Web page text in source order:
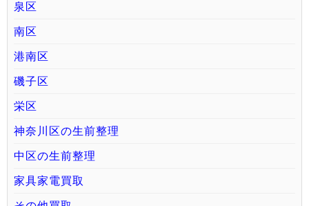
泉区
南区
港南区
磯子区
栄区
神奈川区の生前整理
中区の生前整理
家具家電買取